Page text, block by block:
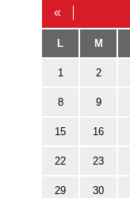
«
L M
1 2
8 9
15 16
22 23
29 30